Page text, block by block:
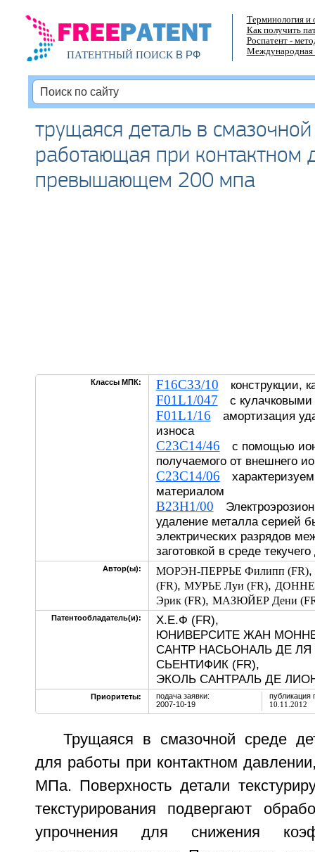
ПАТЕНТНЫЙ ПОИСКВ РФ
Терминология и
Как получить
Роспатент -
Международная
трущаяся деталь в
работающая при контактном
превышающем 200 мпа
Классы МПК: F16C33/10 конструкции,
F01L1/047 с кулачковыми
F01L1/16 амортизация
износа
C23C14/46 с помощью
получаемого от внешнего
C23C14/06
материалом
B23H1/00
удаление металла серией
электрических разрядов
заготовкой в среде
Автор(ы): МОРЭН-ПЕРРЬЕ Филипп (FR),
(FR), МУРЬЕ Луи (FR), ДОННЕ
Эрик (FR), МАЗЮЙЕР Дени
Патентообладатель(и):
Х.Е.Ф (FR),
ЮНИВЕРСИТЕ ЖАН МОННЕ
САНТР НАСЬОНАЛЬ ДЕ
СЬЕНТИФИК (FR),
ЭКОЛЬ САНТРАЛЬ ДЕ
Приоритеты:
подача заявки:
2007-10-19
публикация
10.11.2012
Трущаяся в смазочной среде
для работы при контактном
МПа. Поверхность детали
текстурирования подвергают
упрочнения для снижения